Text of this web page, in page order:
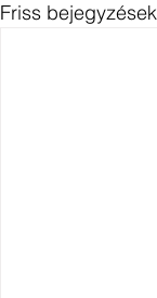
Friss bejegyzések